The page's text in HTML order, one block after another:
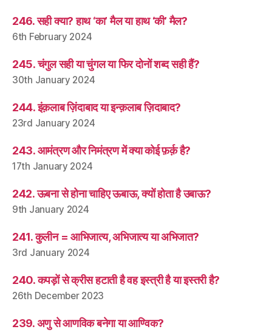
246. सही क्या? हाथ ‘का’ मैल या हाथ ‘की’ मैल?
6th February 2024
245. चंगुल सही या चुंगल या फिर दोनों शब्द सही हैं?
30th January 2024
244. इंक़लाब ज़िंदाबाद या इन्क़लाब ज़िदाबाद?
23rd January 2024
243. आमंत्रण और निमंत्रण में क्या कोई फ़र्क़ है?
17th January 2024
242. ऊबना से होना चाहिए ऊबाऊ, क्यों होता है उबाऊ?
9th January 2024
241. कुलीन = आभिजात्य, अभिजात्य या अभिजात?
3rd January 2024
240. कपड़ों से क्रीस हटाती है वह इस्त्री है या इस्तरी है?
26th December 2023
239. अणु से आणविक बनेगा या आण्विक?